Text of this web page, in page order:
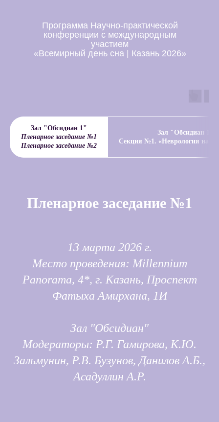
конференции с международным
участием
«Всемирный день сна | Казань 2026»
Зал "Обсидиан 1"
Пленарное заседание №1
Пленарное заседание №2
Зал "Обсидиан 1"
Секция №1. «Неврология
Пленарное заседание №1
13 марта 2026 г.
Место проведения: Millennium
Panorama, 4*, г. Казань, Проспект
Фатыха Амирхана, 1И
Зал "Обсидиан"
Модераторы: Р.Г. Гамирова, К.Ю.
Зальмунин, Р.В. Бузунов, Данилов А.Б.,
Асадуллин А.Р.